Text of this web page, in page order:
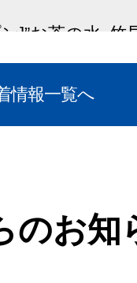
]”お茶の水･竹
案内（東京･千
情報一覧へ
のお知